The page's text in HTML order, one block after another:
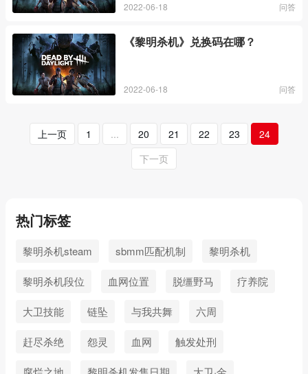
2022-06-18 问答
《黎明杀机》兑换码在哪？
2022-06-18 问答
上一页 1 ... 20 21 22 23
24
下一页
热门标签
黎明杀机steam sbmm匹配机制 黎明杀机
黎明杀机段位 血网位置 脱缰野马 疗养院
大卫技能 链坠 与我共舞 六周
赶尽杀绝 怨灵 血网 触发处刑